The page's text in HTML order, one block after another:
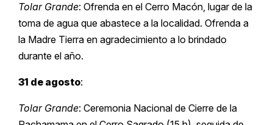
Tolar Grande: Ofrenda en el Cerro Macón, lugar de la
toma de agua que abastece a la localidad. Ofrenda a
la Madre Tierra en agradecimiento a lo brindado
durante el año.
31 de agosto:
Tolar Grande: Ceremonia Nacional de Cierre de la